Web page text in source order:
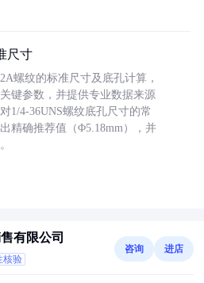
尺寸
螺纹的标准尺寸及底孔计算，
键参数，并提供专业数据来源
1/4-36UNS螺纹底孔尺寸的常
精确推荐值（Φ5.18mm），并
有限公司
核验
咨询 进店